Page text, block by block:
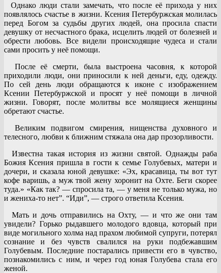
Однако люди стали замечать, что после её прихода у них
появлялось счастье в жизни. Ксения Петербуржская молилась
перед Богом за судьбы других людей, она просила спасти
девушку от несчастного брака, исцелить людей от болезней и
обрести любовь. Все видели происходящие чудеса и стали
сами просить у неё помощи.
После её смерти, была выстроена часовня, к которой
приходили люди, они приносили к ней деньги, еду, одежду.
По сей день люди обращаются к иконе с изображением
Ксении Петербуржской и просят у неё помощи в личной
жизни. Говорят, после молитвы все молящиеся женщины
обретают счастье.
Великим подвигом смирения, нищенства духовного и
телесного, любви к ближним стяжала она дар прозорливости.
Известна такая история из жизни святой. Однажды раба
Божия Ксения пришла в гости к семье Голубевых, матери и
дочери, и сказала юной девушке: «Эх, красавица, ты вот тут
кофе варишь, а муж твой жену хоронит на Охте. Беги скорее
туда.» «Как так? — спросила та, — у меня не только мужа, но
и жениха-то нет”. “Иди”, — строго ответила Ксения.
Мать и дочь отправились на Охту, — и что же они там
увидели? Горько рыдавшего молодого вдовца, который при
виде могильного холма над прахом любимой супруги, потерял
сознание и без чувств свалился на руки подбежавшим
Голубевым. Последние постарались привести его в чувство,
познакомились с ним, и через год юная Голубева стала его
женой.